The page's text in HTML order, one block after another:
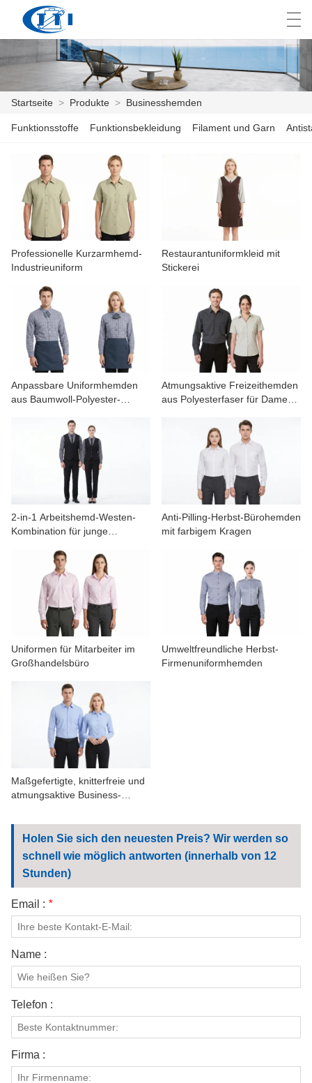
STARTSEITE
PRODUKTE
ANPASSUNG
ÜBER UNS
NACHRICHTEN
INDUSTRIE
KONTAKTIERE UNS
VIDEOS
العربية česky Deutsch
Startseite > Produkte > Businesshemden
Funktionsstoffe Funktionsbekleidung Filament und Garn
Professionelle Kurzarmhemd-
Industrieuniform
Restaurantuniformkleid mit
Stickerei
Anpassbare Uniformhemden
aus Baumwoll-Polyester-
und Restaurants
Atmungsaktive Freizeithemden
aus Polyesterfaser für Damen
2-in-1 Arbeitshemd-Westen-
Kombination für junge
Anti-Pilling-Herbst-Bürohemden
mit farbigem Kragen
Uniformen für Mitarbeiter im
Großhandelsbüro
Umweltfreundliche Herbst-
Firmenuniformhemden
Maßgefertigte, knitterfreie und
atmungsaktive Business-
Baumwolle
Holen Sie sich den neuesten Preis? Wir werden so
schnell wie möglich antworten (innerhalb von 12
Stunden)
Email : *
Name :
Telefon :
Firma :